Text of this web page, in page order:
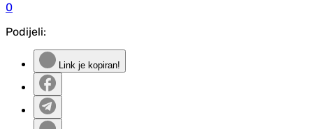
0
Podijeli:
Link je kopiran!